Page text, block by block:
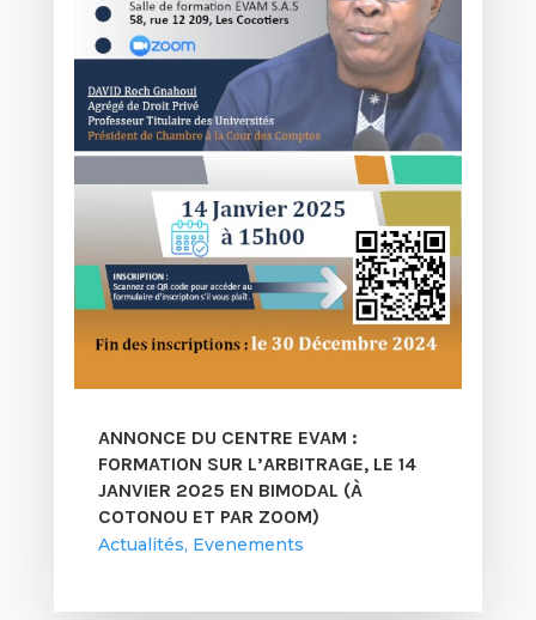
ANNONCE DU CENTRE EVAM :
FORMATION SUR L’ARBITRAGE, LE 14
JANVIER 2025 EN BIMODAL (À
COTONOU ET PAR ZOOM)
Actualités, Evenements